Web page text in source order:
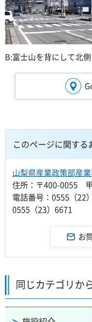
B:富士山を背にして北
このページに関す
山梨県産業政策部産
住所：〒400-0055
電話番号：0555（22
0555（23）6671
同じカテゴリか